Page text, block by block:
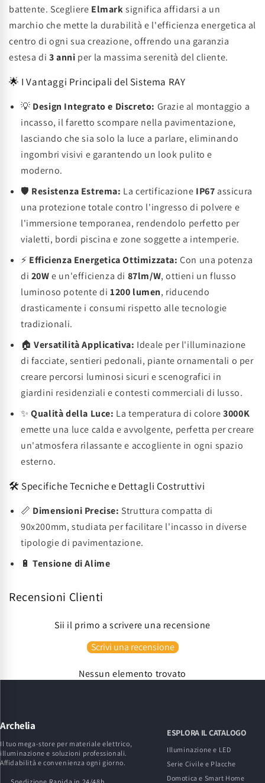
battente. Scegliere Elmarksignifica affidarsi a un
marchio che mette la durabilità e l'efficienza energetica al
centro di ogni sua creazione, offrendo una garanzia
estesa di 3 anni per la massima serenità del cliente.
🌟 I Vantaggi Principali del Sistema RAY
💡 Design Integrato e Discreto: Grazie al montaggio a
incasso, il faretto scompare nella pavimentazione,
lasciando che sia solo la luce a parlare, eliminando
ingombri visivi e garantendo un look pulito e
moderno.
🛡️ Resistenza Estrema: La certificazione IP67 assicura
una protezione totale contro l'ingresso di polvere e
l'immersione temporanea, rendendolo perfetto per
vialetti, bordi piscina e zone soggette a intemperie.
⚡ Efficienza Energetica Ottimizzata: Con una potenza
di 20We un'efficienza di 87lm/W, ottieni un flusso
luminoso potente di1200 lumen, riducendo
drasticamente i consumi rispetto alle tecnologie
tradizionali.
🏠Versatilità Applicativa: Ideale per l'illuminazione
di facciate, sentieri pedonali, piante ornamentali o per
creare percorsi luminosi sicuri e scenografici in
giardini residenziali e contesti commerciali di lusso.
✨Qualità della Luce: La temperatura di colore3000K
emette una luce calda e avvolgente, perfetta per creare
un'atmosfera rilassante e accogliente in ogni spazio
esterno.
🛠️ Specifiche Tecniche e Dettagli Costruttivi
📏 Dimensioni Precise: Struttura compatta di
90x200mm, studiata per facilitare l'incasso in diverse
tipologie di pavimentazione.
🔋Tensione di Alime
Recensioni Clienti
Sii il primo a scrivere una recensione
Scrivi una recensione
Nessun elemento trovato
Archelia
Il tuo mega-store per materiale elettrico,
illuminazione e soluzioni professionali.
Affidabilità e convenienza ogni giorno.
ESPLORA IL CATALOGO
Illuminazione e LED
Serie Civile e Placche
Domotica e Smart Home